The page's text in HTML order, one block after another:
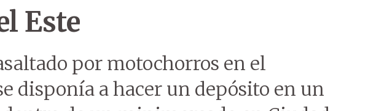
Este
por motochorros en el
disponía a hacer un depósito en un